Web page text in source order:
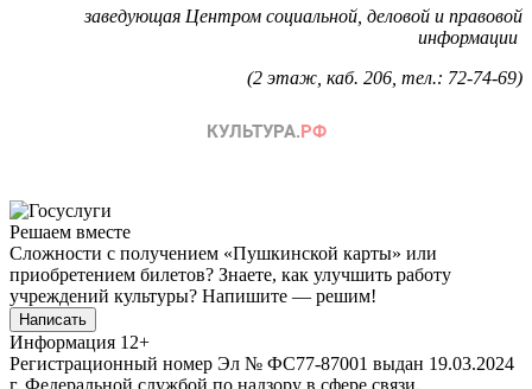
заведующая Центром социальной, деловой и правовой
информации
(2 этаж, каб. 206, тел.: 72-74-69)
Решаем вместе
Сложности с получением «Пушкинской карты» или
приобретением билетов? Знаете, как улучшить работу
учреждений культуры? Напишите — решим!
Написать
Информация 12+
Регистрационный номер Эл № ФС77-87001 выдан 19.03.2024
г. Федеральной службой по надзору в сфере связи,